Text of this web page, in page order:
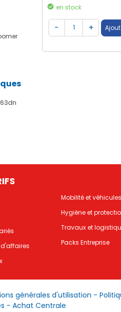
en stock
Mobilité et véhicules
Hygiène et
Travaux et
Packs Entreprise
générales d'utilisation -
- Achat Centrale